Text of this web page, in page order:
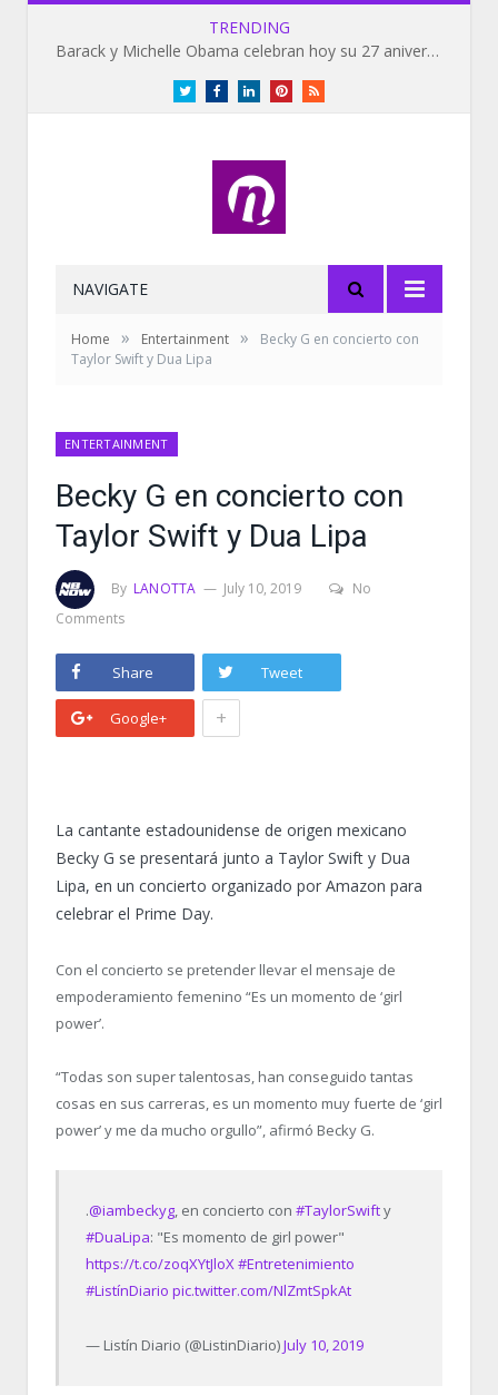
TRENDING
Barack y Michelle Obama celebran hoy su 27 aniversario de bodas
TwitterFacebookLinkedInPinterestRSS
NAVIGATE
Home » Entertainment »
Becky G en concierto con
Taylor Swift y Dua Lipa
ENTERTAINMENT
Becky G en concierto con
Taylor Swift y Dua Lipa
By LANOTTA July 10, 2019
No
Comments
Share Tweet
Google+ +
La cantante estadounidense de origen mexicano
Becky G se presentará junto a Taylor Swift y Dua
Lipa, en un concierto organizado por Amazon para
celebrar el Prime Day.
Con el concierto se pretender llevar el mensaje de
empoderamiento femenino “Es un momento de ‘girl
power’.
“Todas son super talentosas, han conseguido tantas
cosas en sus carreras, es un momento muy fuerte de ‘girl
power’ y me da mucho orgullo”, afirmó Becky G.
.@iambeckyg, en concierto con#TaylorSwifty
#DuaLipa: "Es momento de girl power"
https://t.co/zoqXYtJloX#Entretenimiento
#ListínDiario pic.twitter.com/NlZmtSpkAt
— Listín Diario (@ListinDiario)July 10, 2019